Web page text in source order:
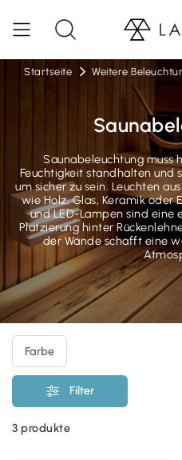
Startseite Weitere
Saunabeleuchtung muss
Feuchtigkeit standhalten und
um sicher zu sein. Leuchten
wie Holz, Glas, Keramik
und LED-Lampen sind eine
Platzierung hinter
der Wände schafft eine
Filter
Farbe
3 produkte